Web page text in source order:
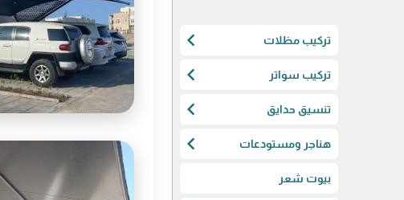
تركيب مظلات chevron_left
تركيب سواتر chevron_left
تنسيق حدايق chevron_left
هناجر ومستودعات chevron_left
بيوت شعر